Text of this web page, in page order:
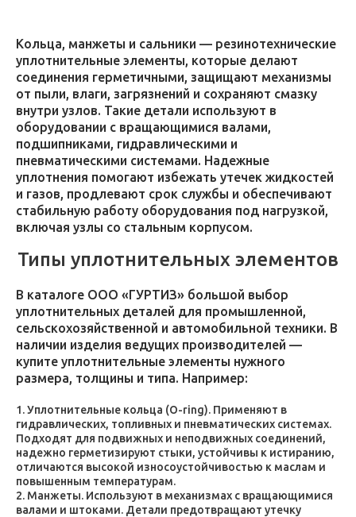
Кольца, манжеты и сальники — резинотехнические
уплотнительные элементы, которые делают
соединения герметичными, защищают механизмы
от пыли, влаги, загрязнений и сохраняют смазку
внутри узлов. Такие детали используют в
оборудовании с вращающимися валами,
подшипниками, гидравлическими и
пневматическими системами. Надежные
уплотнения помогают избежать утечек жидкостей
и газов, продлевают срок службы и обеспечивают
стабильную работу оборудования под нагрузкой,
включая узлы со стальным корпусом.
Типы уплотнительных элементов
В каталоге ООО «ГУРТИЗ» большой выбор
уплотнительных деталей для промышленной,
сельскохозяйственной и автомобильной техники. В
наличии изделия ведущих производителей —
купите уплотнительные элементы нужного
размера, толщины и типа. Например:
Уплотнительные кольца (O-ring). Применяют в
гидравлических, топливных и пневматических системах.
Подходят для подвижных и неподвижных соединений,
надежно герметизируют стыки, устойчивы к истиранию,
отличаются высокой износоустойчивостью к маслам и
повышенным температурам.
Манжеты. Используют в механизмах с вращающимися
валами и штоками. Детали предотвращают утечку